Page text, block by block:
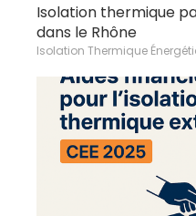
Isolation thermique
dans le Rhône
Isolation Thermique